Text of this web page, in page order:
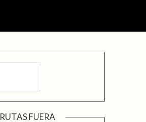
RUTAS FUERA